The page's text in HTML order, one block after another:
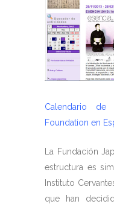
Calendario
Foundation en
La Fundación
estructura es
Instituto
que han